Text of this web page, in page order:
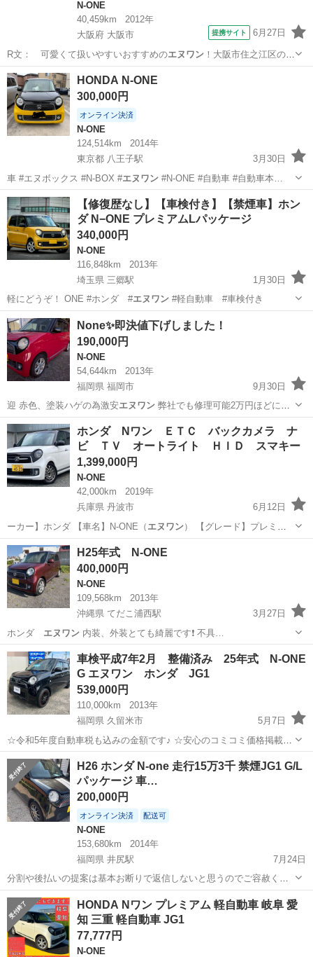
N-ONE
40,459km
2012年
大阪府 大阪市
提携サイト 6月27日
R文： 可愛くて扱いやすいおすすめのエヌワン！大阪市住之江区のオ
カベオートまで！…
大阪 大阪市
HONDA N-ONE
300,000円
オンライン決済
N-ONE
124,514km
2014年
東京都 八王子駅
3月30日
車 #エヌボックス #N-BOX #エヌワン#N-ONE #自動車 #自動車本…
東京 八王子市 八王子駅 N-ONE 走行距離
【修復歴なし】【車検付き】【禁煙車】ホン
ダ N−ONE プレミアムLパッケージ
340,000円
N-ONE
116,848km
2013年
埼玉県 三郷駅
1月30日
軽にどうぞ！ ONE #ホンダ #エヌワン#軽自動車 #車検付き
埼玉 三郷市 三郷駅 N-ONE 仕入れ
None✨即決値下げしました！
190,000円
N-ONE
54,644km
2013年
福岡県 福岡市
9月30日
迎 赤色、塗装ハゲの為激安エヌワン弊社でも修理可能2万円ほどにな
り…
福岡 福岡市 N-ONE エヌワン
ホンダ Nワン ＥＴＣ バックカメラ ナ
ビ ＴＶ オートライト ＨＩＤ スマキー
1,399,000円
N-ONE
42,000km
2019年
兵庫県 丹波市
6月12日
ーカー】ホンダ 【車名】N-ONE（ エヌワン） 【グレード】プレミア
ムツアラー …
兵庫 丹波市 N-ONE
H25年式 N-ONE
400,000円
N-ONE
109,568km
2013年
沖縄県 てだこ浦西駅
3月27日
ホンダ エヌワン内装、外装とても綺麗です❗️ 不具…
沖縄 うるま市 てだこ浦西駅 N-ONE エヌワン
車検平成7年2月 整備済み 25年式 N-ONE
G エヌワン ホンダ JG1
539,000円
110,000km
2013年
福岡県 久留米市
5月7日
☆令和5年度自動車税も込みの金額です♪ ☆安心のコミコミ価格掲載で
す♪ ※第三者検査機関鑑定済み車輛です。鑑定書もございますので安
心して乗っていただけます♪ （修復歴なし、実走行） ○車種：ホン
ダ N-O...
福岡 久留米市 ホンダ エヌワン
H26 ホンダ N-one 走行15万3千 禁煙JG1 G/L
パッケージ 車…
200,000円
オンライン決済 配送可
N-ONE
153,680km
2014年
福岡県 井尻駅
7月24日
分割や後払いの提案は基本お断りで返信しないと思うのでご容赦くだ
さい。 禁煙車 程度によりますが初代か現行ミライース、もしくは前型
のアルトの黒なら交換もしくは追金検討中です。 ※黒以外は🆖なので
白ならありますが…といった類...
福岡 春日市 N-ONE
HONDA Nワン プレミアム 軽自動車 岐阜 愛
知 三重 軽自動車 JG1
77,777円
N-ONE